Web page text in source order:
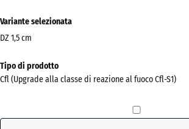
Variante selezionata
DZ 1,5 cm
Dimensioni
per
0
Tipo di prodotto
Cfl (Upgrade alla classe di reazione al fuoco Cfl-S1)